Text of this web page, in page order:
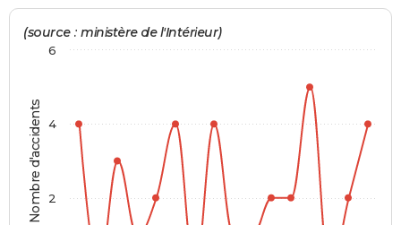
Carte de Noël
Carte Bonne année
Carte Saint-Valentin
Carte Pâques
Carte d'anniversaire
DICTIONNAIRE
Dictionnaire
Biographies
Citations
Expressions
Proverbes
PROGRAMME TV
S'inscrire
Se connecter
Lycées
Collèges
Primaires
Universités
Entreprises
Service militaire
Avis de recherche
AVIS DE DÉCÈS
FORUM
Bricolage
Lifestyle
Culture
Sport
Auto
Television
Voyage
Cinema
Nombre d'accidents
(source : ministère de l'Intérieur)
2
4
6